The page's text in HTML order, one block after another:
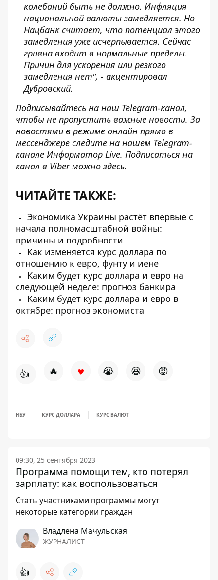
колебаний быть не должно. Инфляция
национальной валюты замедляется. Но
Нацбанк считает, что потенциал этого
замедления уже исчерпывается. Сейчас
гривна входит в нормальные пределы.
Причин для ускорения или резкого
замедления нет", - акцентировал
Дубровский.
Подписывайтесь на наш Telegram-канал,
чтобы не пропустить важные новости. За
новостями в режиме онлайн прямо в
мессенджере следите на нашем Telegram-
канале Информатор Live. Подписаться на
канал в Viber можно здесь.
ЧИТАЙТЕ ТАКЖЕ:
Экономика Украины растёт впервые с
начала полномасштабной войны:
причины и подробности
Как изменяется курс доллара по
отношению к евро, фунту и иене
Каким будет курс доллара и евро на
следующей неделе: прогноз банкира
Каким будет курс доллара и евро в
октябре: прогноз экономиста
👍 🔥 ♥ 😭 😆 😡
НБУ КУРС ДОЛЛАРА КУРС ВАЛЮТ
09:30, 25 сентября 2023
Программа помощи тем, кто потерял
зарплату: как воспользоваться
Стать участниками программы могут
некоторые категории граждан
Владлена Мачульская
ЖУРНАЛИСТ
👍